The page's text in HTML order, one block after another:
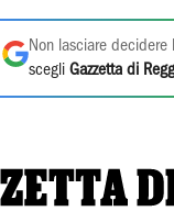
Non lasciare decidere
scegli Gazzetta di